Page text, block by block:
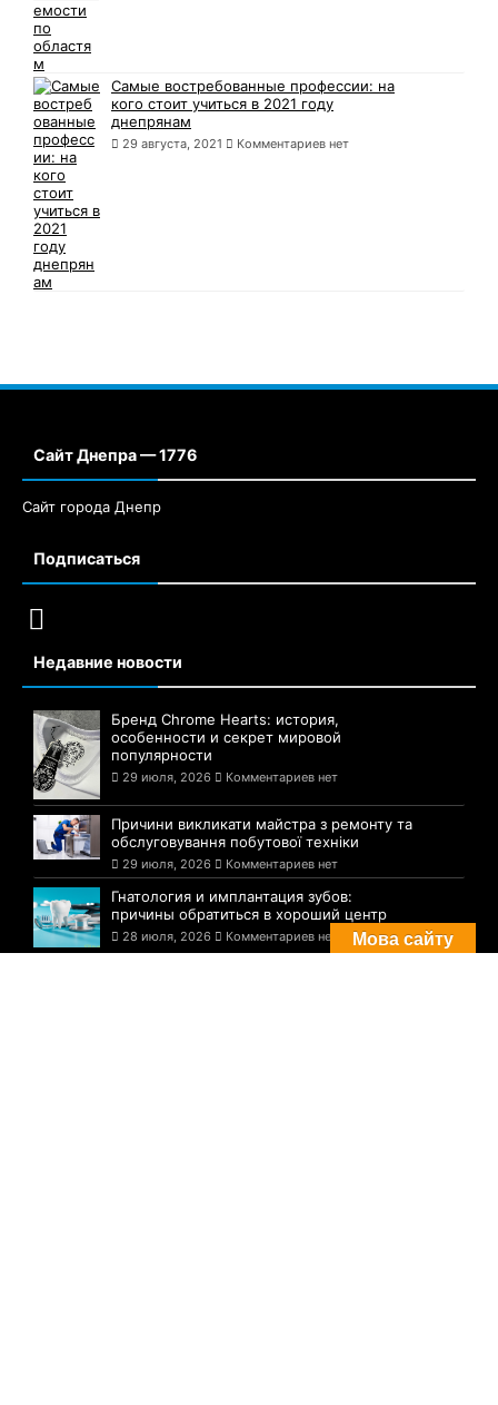
Самые востребованные профессии: на
кого стоит учиться в 2021 году
днепрянам
29 августа, 2021 Комментариев нет
Сайт Днепра — 1776
Сайт города Днепр
Подписаться
Недавние новости
Бренд Chrome Hearts: история,
особенности и секрет мировой
популярности
29 июля, 2026 Комментариев нет
Причини викликати майстра з ремонту та
обслуговування побутової техніки
29 июля, 2026 Комментариев нет
Гнатология и имплантация зубов:
причины обратиться в хороший центр
28 июля, 2026 Комментариев нет Мова сайту